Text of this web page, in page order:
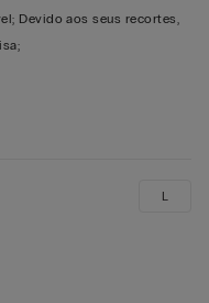
Devido aos seus recortes,
L